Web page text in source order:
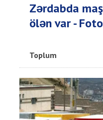
Zərdabda
ölən var - Foto
Toplum